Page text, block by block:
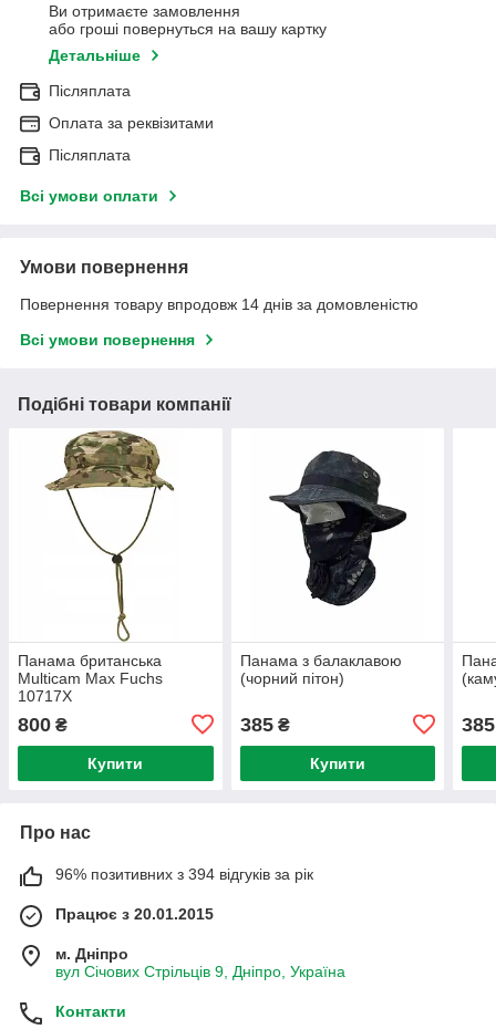
Ви отримаєте замовлення
або гроші повернуться на вашу картку
Детальніше
Післяплата
Оплата за реквізитами
Післяплата
Всі умови оплати
Умови повернення
Повернення товару впродовж 14 днів за домовленістю
Всі умови повернення
Подібні товари компанії
Панама британська
Multicam Max Fuchs
10717X
800 ₴
Купити
Панама з балаклавою
(чорний пітон)
385₴
Купити
385
Про нас
96% позитивних з 394 відгуків за рік
Працює з 20.01.2015
м. Дніпро
вул Січових Стрільців 9, Дніпро, Україна
Контакти